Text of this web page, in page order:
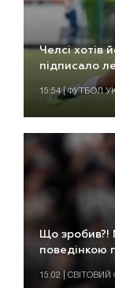
Челсі хотів
підписало
15:54 | ФУТБОЛ
Що зробив?!
поведінкою
15:02 | СВІТОВИЙ